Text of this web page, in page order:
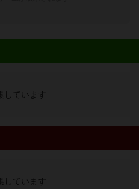
しています
しています